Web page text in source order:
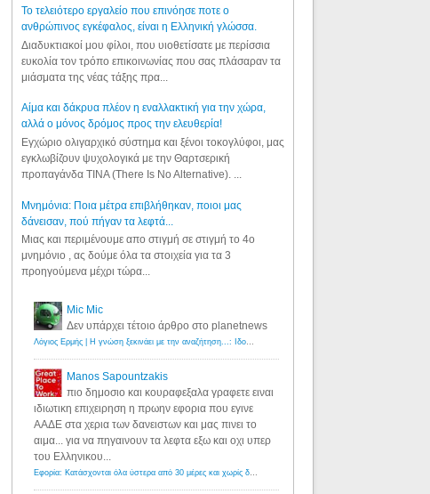
Το τελειότερο εργαλείο που επινόησε ποτε ο
ανθρώπινος εγκέφαλος, είναι η Ελληνική γλώσσα.
Διαδυκτιακοί μου φίλοι, που υιοθετίσατε με περίσσια
ευκολία τον τρόπο επικοινωνίας που σας πλάσαραν τα
μιάσματα της νέας τάξης πρα...
Αίμα και δάκρυα πλέον η εναλλακτική για την χώρα,
αλλά ο μόνος δρόμος προς την ελευθερία!
Εγχώριο ολιγαρχικό σύστημα και ξένοι τοκογλύφοι, μας
εγκλωβίζουν ψυχολογικά με την Θαρτσερική
προπαγάνδα TINA (There Is No Alternative). ...
Μνημόνια: Ποια μέτρα επιβλήθηκαν, ποιοι μας
δάνεισαν, πού πήγαν τα λεφτά...
Μιας και περιμένουμε απο στιγμή σε στιγμή το 4ο
μνημόνιο , ας δούμε όλα τα στοιχεία για τα 3
προηγούμενα μέχρι τώρα...
Mic Mic
Δεν υπάρχει τέτοιο άρθρο στο planetnews
Λόγιος Ερμής | Η γνώση ξεκινάει με την αναζήτηση...: Ιδού οι 18 που χρωστούν 11 δις ευρώ!
Manos Sapountzakis
πιο δημοσιο και κουραφεξαλα γραφετε ειναι
ιδιωτικη επιχειρηση η πρωην εφορια που εγινε
ΑΑΔΕ στα χερια των δανειστων και μας πινει το
αιμα... για να πηγαινουν τα λεφτα εξω και οχι υπερ
του Ελληνικου...
Εφορία: Κατάσχονται όλα ύστερα από 30 μέρες και χωρίς δικαστικές αποφάσεις - Λόγιος Ερμής